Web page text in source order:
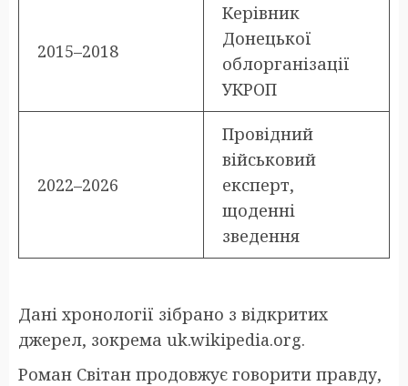
2015–2018
Керівник
Донецької
облорганізації
УКРОП
2022–2026
Провідний
військовий
експерт,
щоденні
зведення
Дані хронології зібрано з відкритих
джерел, зокрема uk.wikipedia.org.
Роман Світан продовжує говорити правду,